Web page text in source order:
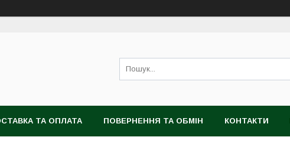
ТА ОПЛАТА ПОВЕРНЕННЯ ТА ОБМІН КОНТАКТИ